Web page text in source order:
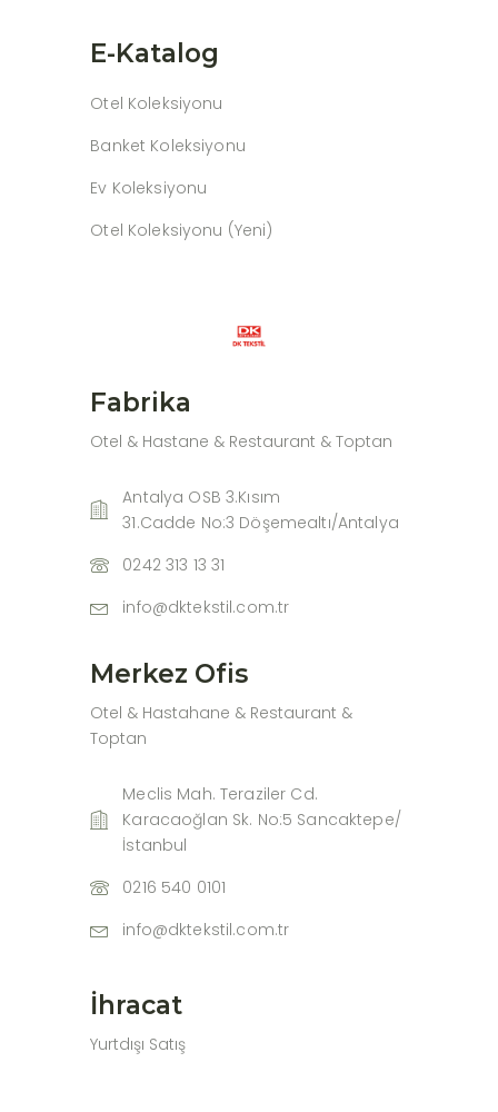
E-Katalog
Otel Koleksiyonu
Banket Koleksiyonu
Ev Koleksiyonu
Otel Koleksiyonu (Yeni)
Fabrika
Otel & Hastane & Restaurant & Toptan
Antalya OSB 3.Kısım
31.Cadde No:3 Döşemealtı/Antalya
0242 313 13 31
info@dktekstil.com.tr
Merkez Ofis
Otel & Hastahane & Restaurant &
Toptan
Meclis Mah. Teraziler Cd.
Karacaoğlan Sk. No:5 Sancaktepe/
İstanbul
0216 540 0101
info@dktekstil.com.tr
İhracat
Yurtdışı Satış